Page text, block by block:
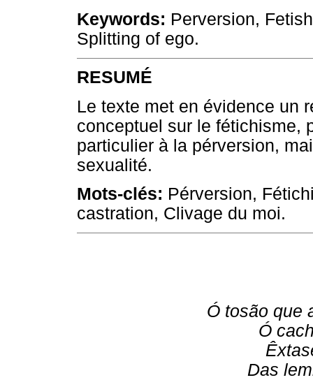
Keywords: Perversion,
Splitting of ego.
RESUMÉ
Le texte met en évidence un
conceptuel sur le fétichisme,
particulier à la pérversion,
sexualité.
Mots-clés: Pérversion,
castration, Clivage du moi.
Ó tosão que
Ó
Das